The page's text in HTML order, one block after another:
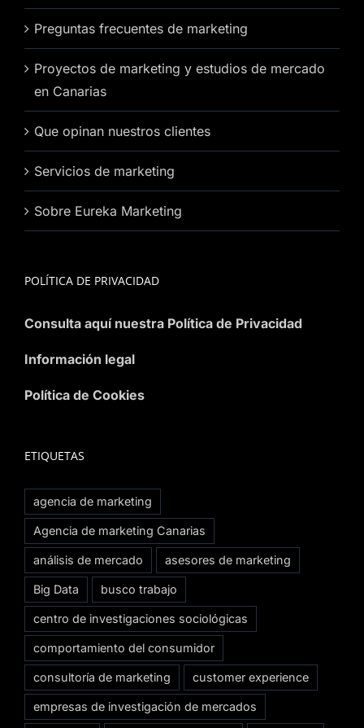
Preguntas frecuentes de marketing
Proyectos de marketing y estudios de mercado
en Canarias
Que opinan nuestros clientes
Servicios de marketing
Sobre Eureka Marketing
POLÍTICA DE PRIVACIDAD
Consulta aquí nuestra Política de Privacidad
Información legal
Política de Cookies
ETIQUETAS
agencia de marketing
Agencia de marketing Canarias
análisis de mercado asesores de marketing
Big Data busco trabajo
centro de investigaciones sociológicas
comportamiento del consumidor
consultoría de marketing customer experience
empresas de investigación de mercados